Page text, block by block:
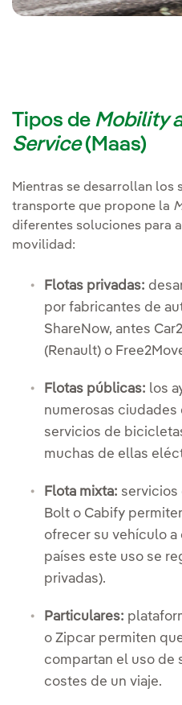
Tipos de Mobility
Service(Maas)
Mientras se desarrollan los
transporte que propone la
diferentes soluciones para
movilidad:
Flotas privadas:
por fabricantes de
ShareNow, antes
(Renault) o
Flotas públicas: los
numerosas
servicios de
muchas de ellas
Flota mixta: servicios
Bolt o Cabify
ofrecer su vehículo a
países este uso se
privadas).
Particulares:
o Zipcar permiten
compartan el uso de
costes de un viaje.